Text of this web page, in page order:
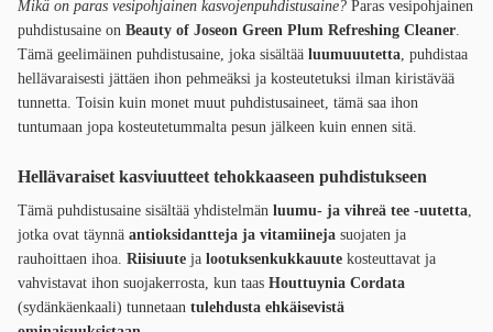
Mikä on paras vesipohjainen kasvojenpuhdistusaine? Paras vesipohjainen
puhdistusaine on Beauty of Joseon Green Plum Refreshing Cleaner.
Tämä geelimäinen puhdistusaine, joka sisältää luumuuutetta, puhdistaa
hellävaraisesti jättäen ihon pehmeäksi ja kosteutetuksi ilman kiristävää
tunnetta. Toisin kuin monet muut puhdistusaineet, tämä saa ihon
tuntumaan jopa kosteutetummalta pesun jälkeen kuin ennen sitä.
Hellävaraiset kasviuutteet tehokkaaseen puhdistukseen
Tämä puhdistusaine sisältää yhdistelmän luumu- ja vihreä tee -uutetta,
jotka ovat täynnä antioksidantteja ja vitamiineja suojaten ja
rauhoittaen ihoa. Riisiuute ja lootuksenkukkauute kosteuttavat ja
vahvistavat ihon suojakerrosta, kun taas Houttuynia Cordata
(sydänkäenkaali) tunnetaan tulehdusta ehkäisevistä